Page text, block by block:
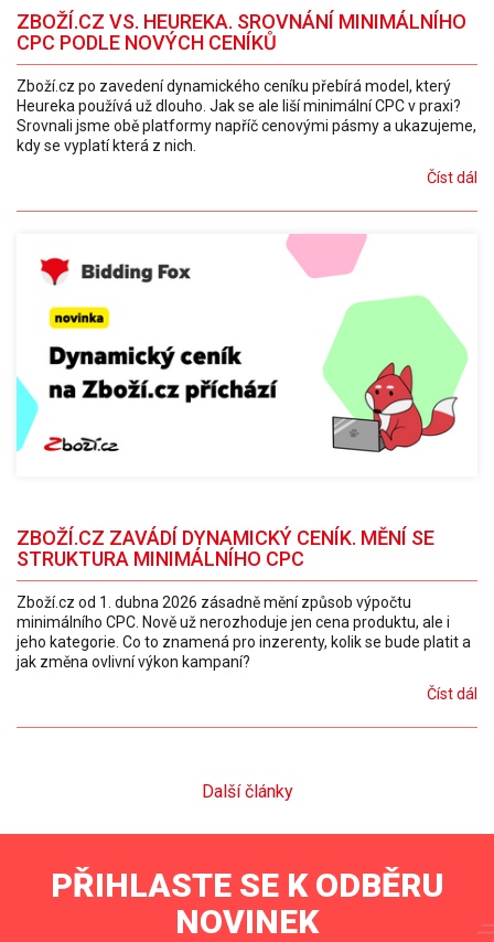
ZBOŽÍ.CZ VS. HEUREKA. SROVNÁNÍ MINIMÁLNÍHO
CPC PODLE NOVÝCH CENÍKŮ
Zboží.cz po zavedení dynamického ceníku přebírá model, který
Heureka používá už dlouho. Jak se ale liší minimální CPC v praxi?
Srovnali jsme obě platformy napříč cenovými pásmy a ukazujeme,
kdy se vyplatí která z nich.
Číst dál
ZBOŽÍ.CZ ZAVÁDÍ DYNAMICKÝ CENÍK. MĚNÍ SE
STRUKTURA MINIMÁLNÍHO CPC
Zboží.cz od 1. dubna 2026 zásadně mění způsob výpočtu
minimálního CPC. Nově už nerozhoduje jen cena produktu, ale i
jeho kategorie. Co to znamená pro inzerenty, kolik se bude platit a
jak změna ovlivní výkon kampaní?
Číst dál
Další články
PŘIHLASTE SE K ODBĚRU
NOVINEK